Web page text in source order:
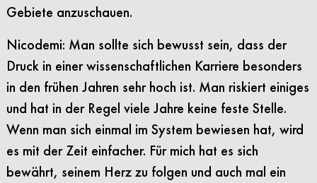
Gebiete anzuschauen.
Nicodemi: Man sollte sich bewusst sein, dass der
Druck in einer wissenschaftlichen Karriere besonders
in den frühen Jahren sehr hoch ist. Man riskiert einiges
und hat in der Regel viele Jahre keine feste Stelle.
Wenn man sich einmal im System bewiesen hat, wird
es mit der Zeit einfacher. Für mich hat es sich
bewährt, seinem Herz zu folgen und auch mal ein